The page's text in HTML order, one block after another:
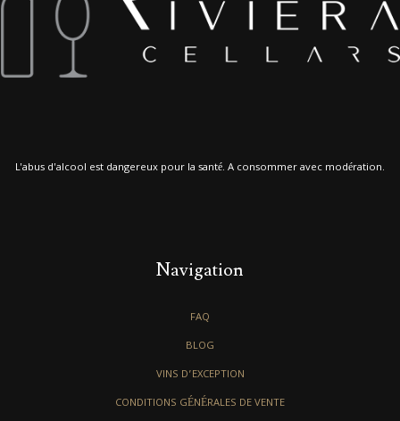
L'abus d'alcool est dangereux pour la santé. A consommer avec modération.
Navigation
FAQ
BLOG
VINS D’EXCEPTION
CONDITIONS GÉNÉRALES DE VENTE